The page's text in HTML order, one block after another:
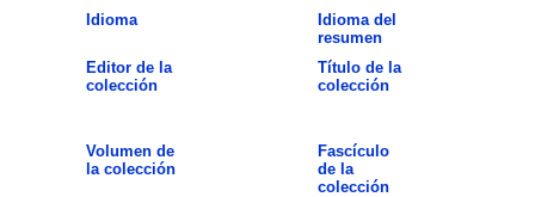
Idioma
Idioma del
resumen
Editor de la
colección
Título de la
colección
Volumen de
la colección
Fascículo
de la
colección